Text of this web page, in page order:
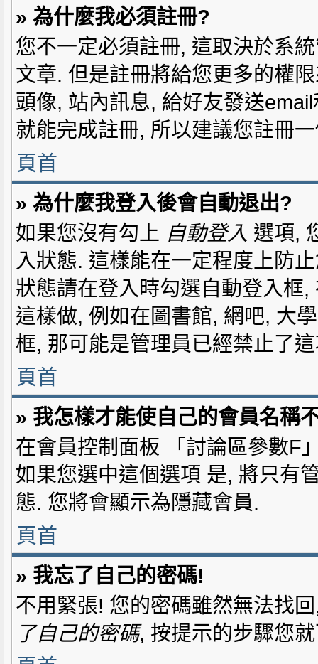
» 為什麼我必須註冊?
您不一定必須註冊, 這取決於系
文章. 但是註冊將給您更多的權
頭像, 站內訊息, 給好友發送
就能完成註冊, 所以建議您註冊
頁首
» 為什麼我登入後會自動退出?
如果您沒有勾上 自動登入 選項,
入狀態. 這樣能在一定程度上防
狀態請在登入時勾選自動登入框
這樣做, 例如在圖書館, 網吧, 大
框, 那可能是管理員已經禁止了
頁首
» 我怎樣才能使自己的會員名稱
在會員控制面板 「討論區參數F
如果您選中這個選項 是, 將只有
態. 您將會顯示為隱藏會員.
頁首
» 我忘了自己的密碼!
不用緊張! 您的密碼雖然無法找
了自己的密碼, 按提示的步驟您